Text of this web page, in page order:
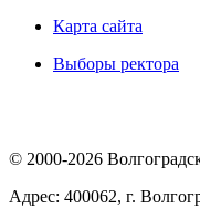
Карта сайта
Выборы ректора
© 2000-2026
Адрес: 400062, г.